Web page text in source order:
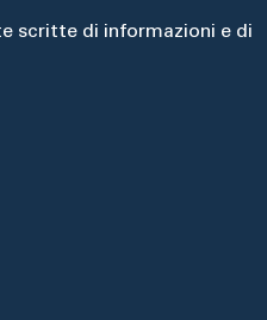
scritte di informazioni e di